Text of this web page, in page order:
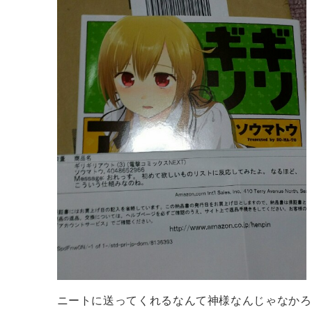
ニートに送ってくれるなんて神様なんじゃなか